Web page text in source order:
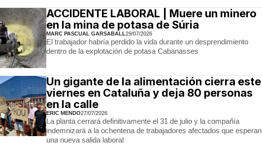
ACCIDENTE LABORAL | Muere un minero
en la mina de potasa de Súria
MARC PASCUAL GARSABALL29/07/2026
El trabajador habría perdido la vida durante un desprendimiento
dentro de la explotación de potasa Cabanasses
Un gigante de la alimentación cierra este
viernes en Cataluña y deja 80 personas
en la calle
ERIC MENDO27/07/2026
La planta cerrará definitivamente el 31 de julio y la compañía
indemnizará a la ochentena de trabajadores afectados que esperan
una nueva salida laboral